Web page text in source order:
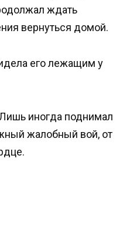
ждать
вернуться домой.
его лежащим у
иногда поднимал
жалобный вой, от